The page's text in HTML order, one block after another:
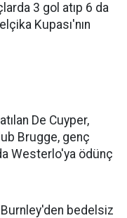
3 gol atıp 6 da
Kupası'nın
De Cuyper,
Brugge, genç
Westerlo'ya ödünç
bedelsiz